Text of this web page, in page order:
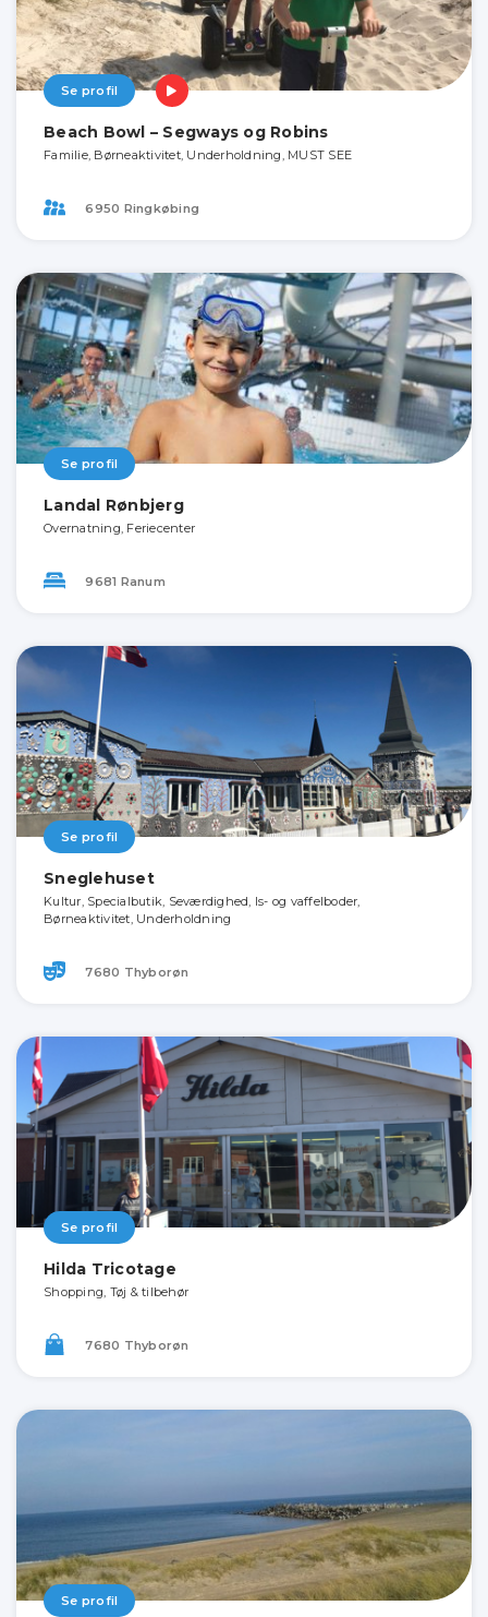
Se profil
Beach Bowl – Segways og Robins
Familie, Børneaktivitet, Underholdning, MUST SEE
6950 Ringkøbing
Se profil
Landal Rønbjerg
Overnatning, Feriecenter
9681 Ranum
Se profil
Sneglehuset
Kultur, Specialbutik, Seværdighed, Is- og vaffelboder,
Børneaktivitet, Underholdning
7680 Thyborøn
Se profil
Hilda Tricotage
Shopping, Tøj & tilbehør
7680 Thyborøn
Se profil